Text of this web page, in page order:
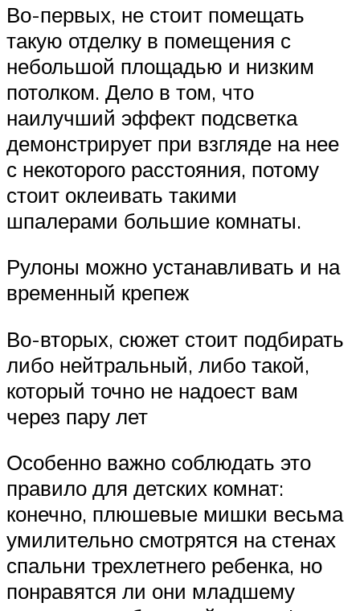
Во-первых, не стоит помещать
такую отделку в помещения с
небольшой площадью и низким
потолком. Дело в том, что
наилучший эффект подсветка
демонстрирует при взгляде на нее
с некоторого расстояния, потому
стоит оклеивать такими
шпалерами большие комнаты.
Рулоны можно устанавливать и на
временный крепеж
Во-вторых, сюжет стоит подбирать
либо нейтральный, либо такой,
который точно не надоест вам
через пару лет
Особенно важно соблюдать это
правило для детских комнат:
конечно, плюшевые мишки весьма
умилительно смотрятся на стенах
спальни трехлетнего ребенка, но
понравятся ли они младшему